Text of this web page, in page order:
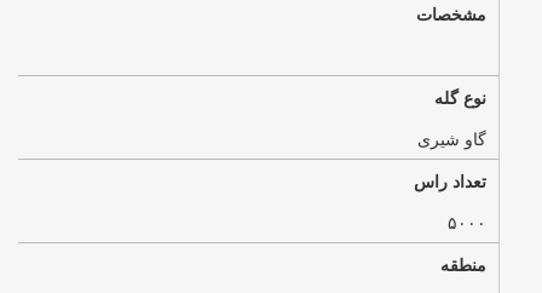
مشخصات
نوع گله
گاو شیری
تعداد راس
۵۰۰۰
منطقه